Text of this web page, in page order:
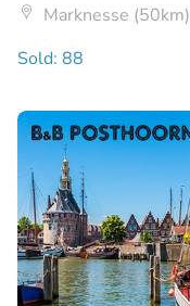
Marknesse (50km)
Sold: 88